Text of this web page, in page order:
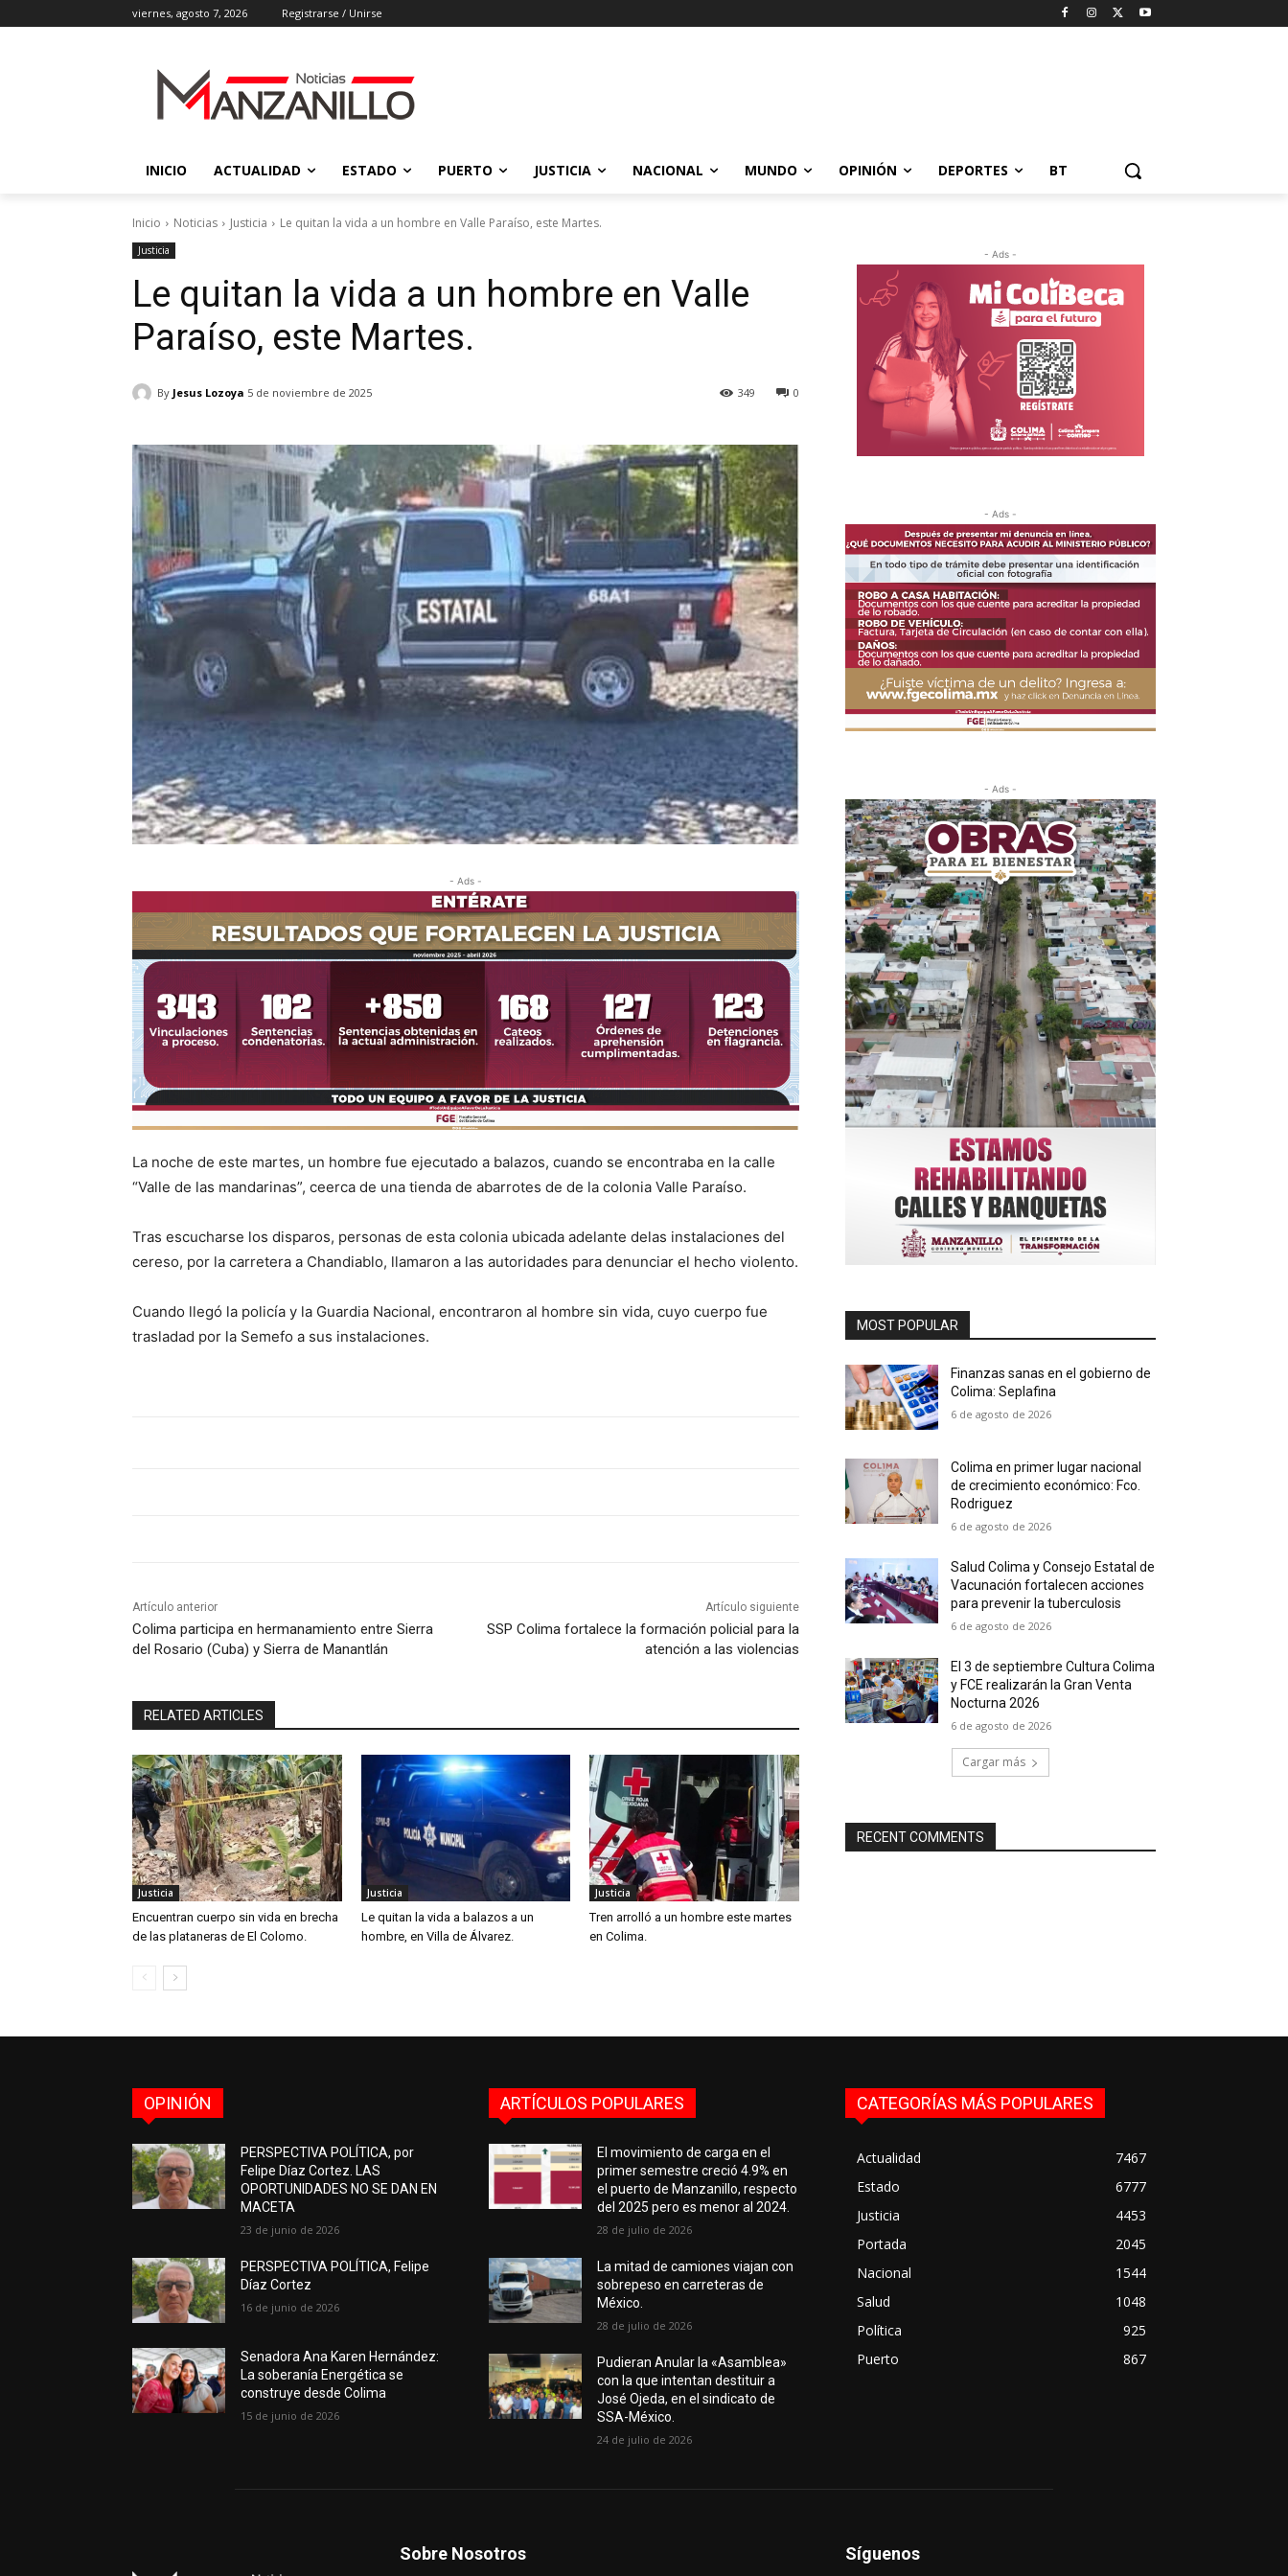
viernes, agosto 7, 2026 Registrarse / Unirse
INICIO ACTUALIDAD ESTADO PUERTO JUSTICIA NACIONAL MUNDO OPINIÓN DEPORTES BT
Inicio Noticias Justicia Le quitan la vida a un hombre en Valle Paraíso, este Martes.
Justicia
Le quitan la vida a un hombre en Valle
Paraíso, este Martes.
By Jesus Lozoya 5 de noviembre de 2025 0
349
- Ads -
La noche de este martes, un hombre fue ejecutado a balazos, cuando se encontraba en la calle
“Valle de las mandarinas”, ceerca de una tienda de abarrotes de de la colonia Valle Paraíso.
Tras escucharse los disparos, personas de esta colonia ubicada adelante delas instalaciones del
cereso, por la carretera a Chandiablo, llamaron a las autoridades para denunciar el hecho violento.
Cuando llegó la policía y la Guardia Nacional, encontraron al hombre sin vida, cuyo cuerpo fue
trasladad por la Semefo a sus instalaciones.
Artículo anterior
Colima participa en hermanamiento entre Sierra
del Rosario (Cuba) y Sierra de Manantlán
Artículo siguiente
SSP Colima fortalece la formación policial para la
atención a las violencias
RELATED ARTICLES
Justicia
Encuentran cuerpo sin vida en brecha
de las plataneras de El Colomo.
Justicia
Le quitan la vida a balazos a un
hombre, en Villa de Álvarez.
Justicia
Tren arrolló a un hombre este martes
en Colima.
- Ads -
- Ads -
- Ads -
MOST POPULAR
Finanzas sanas en el gobierno de
Colima: Seplafina
6 de agosto de 2026
Colima en primer lugar nacional
de crecimiento económico: Fco.
Rodriguez
6 de agosto de 2026
Salud Colima y Consejo Estatal de
Vacunación fortalecen acciones
para prevenir la tuberculosis
6 de agosto de 2026
El 3 de septiembre Cultura Colima
y FCE realizarán la Gran Venta
Nocturna 2026
6 de agosto de 2026
Cargar más
RECENT COMMENTS
OPINIÓN
PERSPECTIVA POLÍTICA, por
Felipe Díaz Cortez. LAS
OPORTUNIDADES NO SE DAN EN
MACETA
23 de junio de 2026
PERSPECTIVA POLÍTICA, Felipe
Díaz Cortez
16 de junio de 2026
Senadora Ana Karen Hernández:
La soberanía Energética se
construye desde Colima
15 de junio de 2026
ARTÍCULOS POPULARES
El movimiento de carga en el
primer semestre creció 4.9% en
el puerto de Manzanillo, respecto
del 2025 pero es menor al 2024.
28 de julio de 2026
La mitad de camiones viajan con
sobrepeso en carreteras de
México.
28 de julio de 2026
Pudieran Anular la «Asamblea»
con la que intentan destituir a
José Ojeda, en el sindicato de
SSA-México.
24 de julio de 2026
CATEGORÍAS MÁS POPULARES
Actualidad
7467
Estado
6777
Justicia
4453
Portada
2045
Nacional
1544
Salud
1048
Política
925
Puerto
867
Sobre Nosotros Síguenos